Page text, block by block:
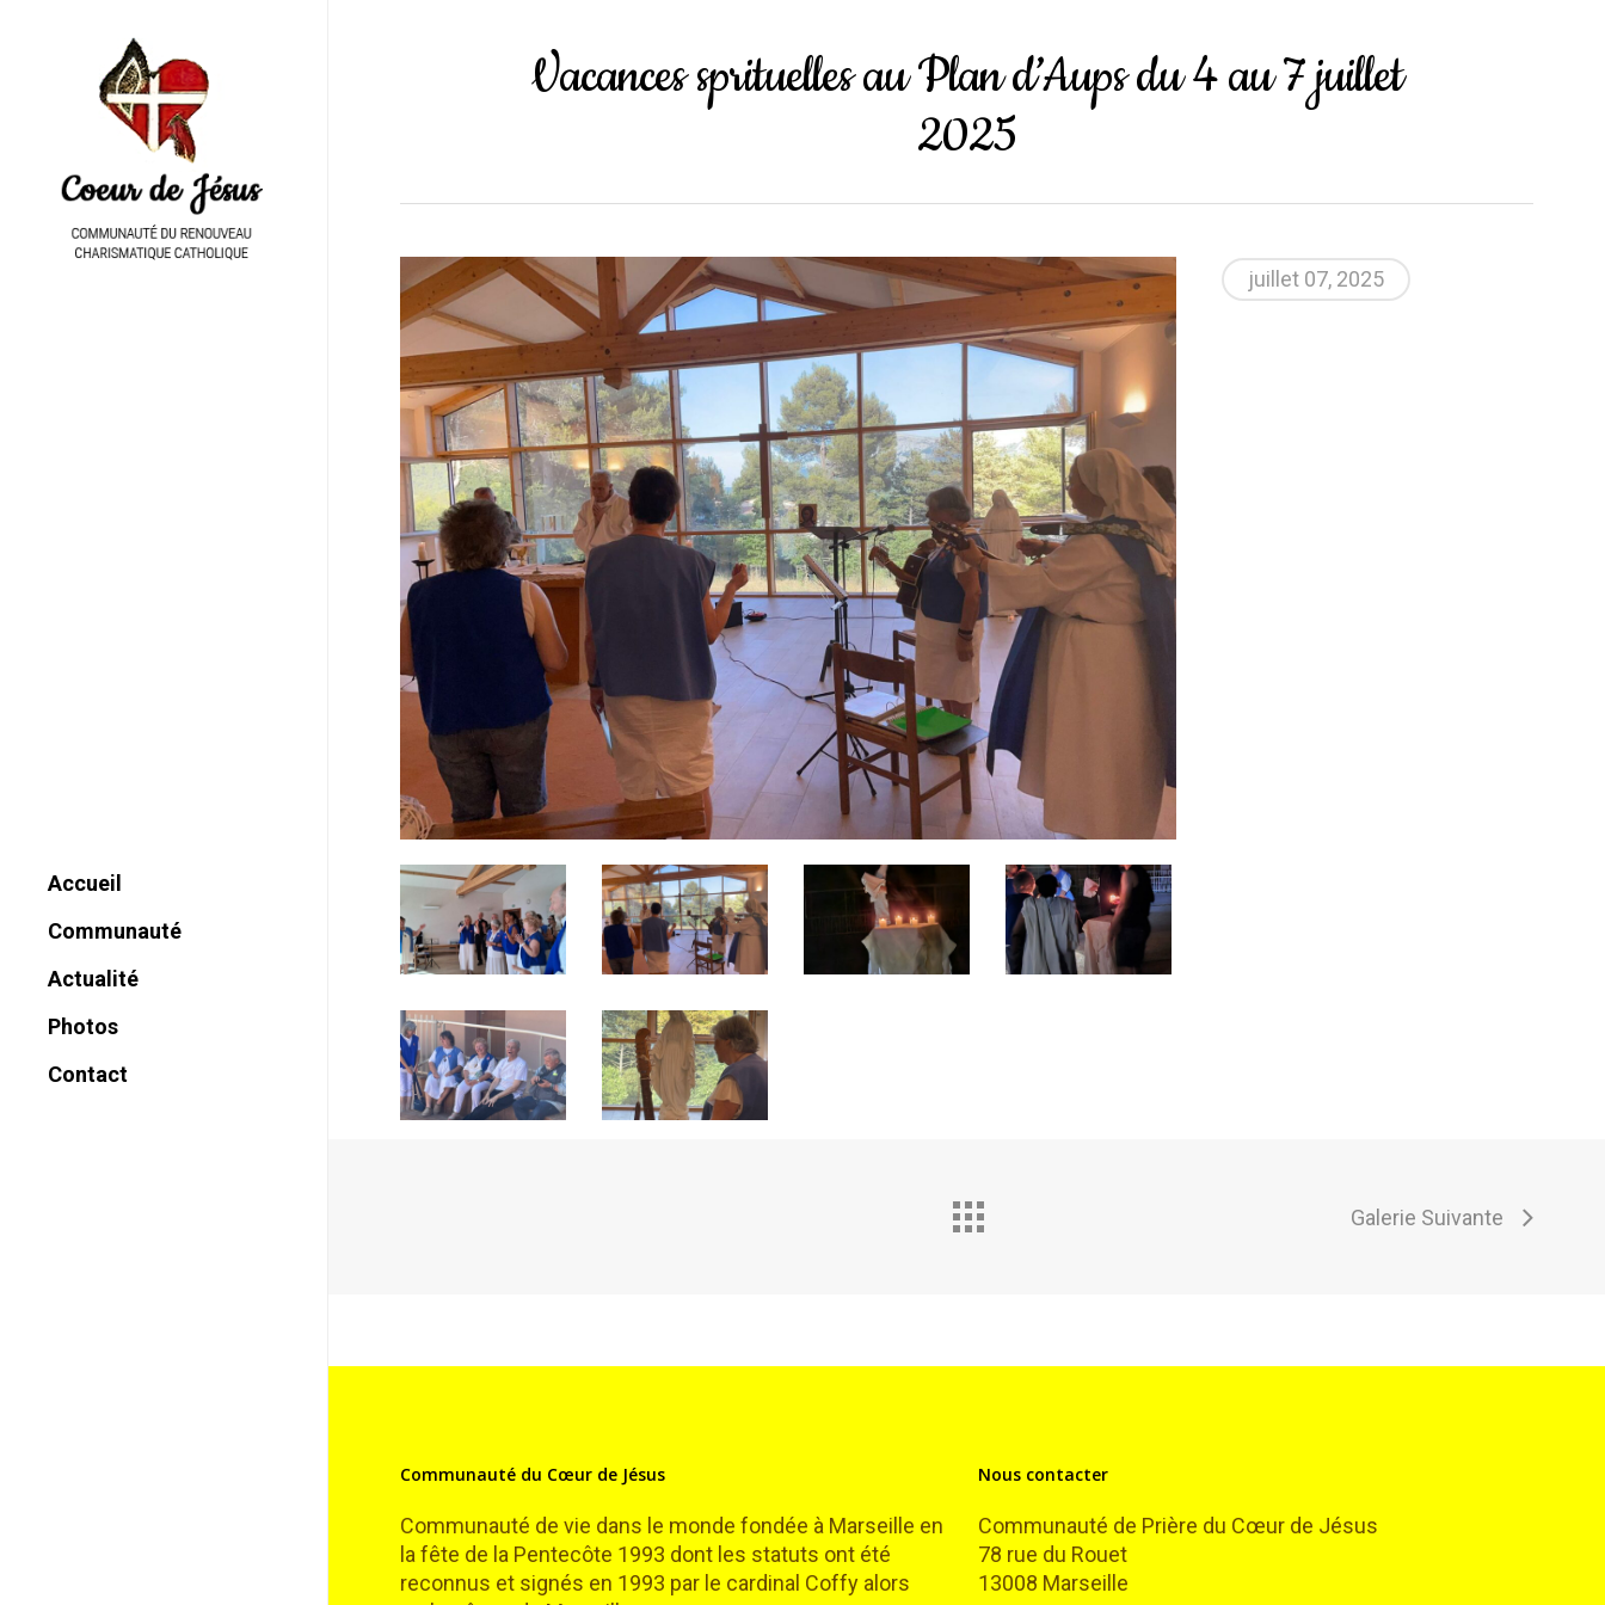
Accueil
Communauté
Historique
Charte
Nom
Actualité
Photos
Contact
Vacances sprituelles au Plan d’Aups du 4 au 7 juillet
2025
juillet 07, 2025
Galerie Suivante
Communauté du Cœur de Jésus
Communauté de vie dans le monde fondée à Marseille en
la fête de la Pentecôte 1993 dont les statuts ont été
reconnus et signés en 1993 par le cardinal Coffy alors
Nous contacter
Communauté de Prière du Cœur de Jésus
78 rue du Rouet
13008 Marseille